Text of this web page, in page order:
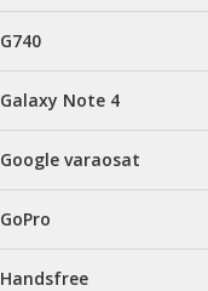
G740
Galaxy Note 4
Google varaosat
GoPro
Handsfree